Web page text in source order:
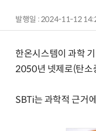
발행일 : 2024-11-12
한온시스템이 과학
2050년 넷제로(탄소
SBTi는 과학적 근거